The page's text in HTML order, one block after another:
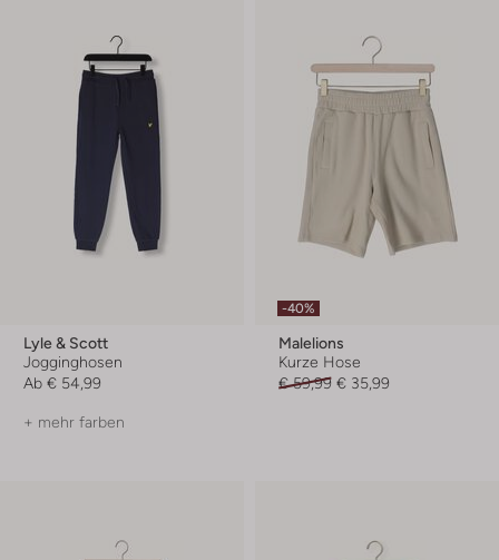
Lyle & Scott
Jogginghosen
Ab € 54,99
+ mehr farben
-40%
Malelions
Kurze Hose
€ 59,99 € 35,99